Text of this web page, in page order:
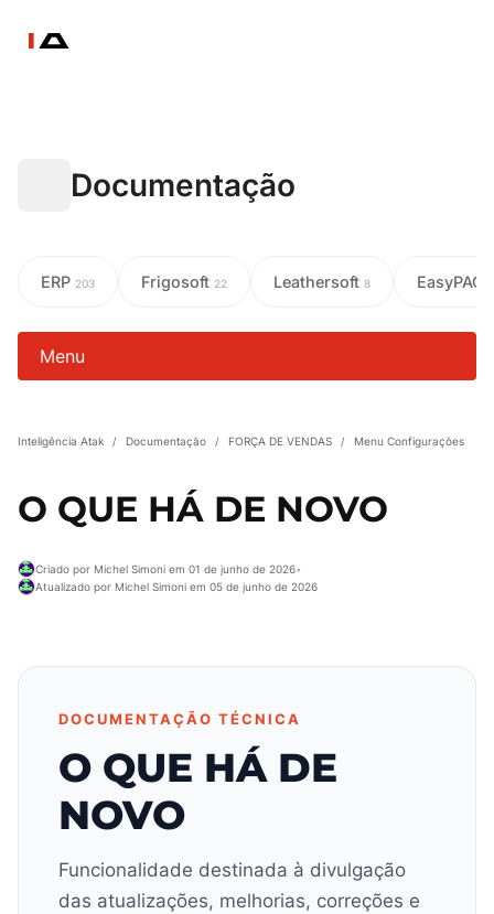
Documentação
ERP 203 Frigosoft 22 Leathersoft 8 EasyPAC
Menu
Inteligência Atak / Documentação / FORÇA DE VENDAS / Menu Configurações
O QUE HÁ DE NOVO
Criado por Michel Simoni em 01 de junho de 2026•
Atualizado por Michel Simoni em 05 de junho de 2026
DOCUMENTAÇÃO TÉCNICA
O QUE HÁ DE
NOVO
Funcionalidade destinada à divulgação
das atualizações, melhorias, correções e